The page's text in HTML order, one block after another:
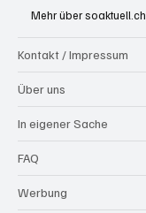
Mehr über soaktuell.ch
Kontakt / Impressum
Über uns
In eigener Sache
FAQ
Werbung